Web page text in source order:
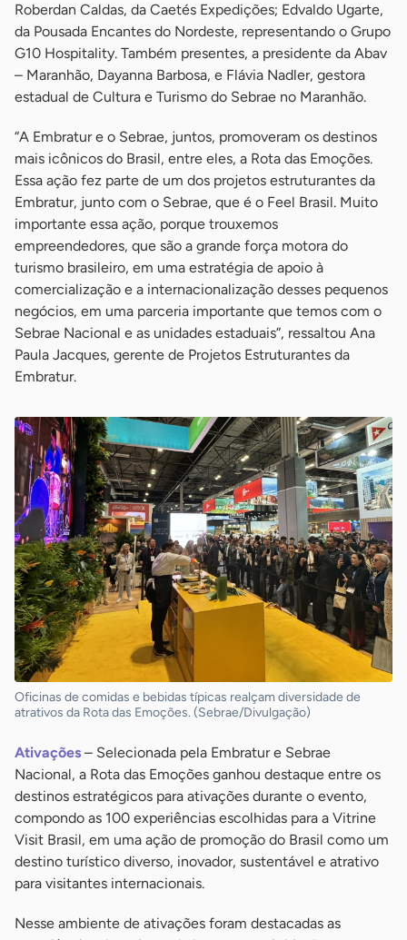
Roberdan Caldas, da Caetés Expedições; Edvaldo Ugarte,
da Pousada Encantes do Nordeste, representando o Grupo
G10 Hospitality. Também presentes, a presidente da Abav
– Maranhão, Dayanna Barbosa, e Flávia Nadler, gestora
estadual de Cultura e Turismo do Sebrae no Maranhão.
“A Embratur e o Sebrae, juntos, promoveram os destinos
mais icônicos do Brasil, entre eles, a Rota das Emoções.
Essa ação fez parte de um dos projetos estruturantes da
Embratur, junto com o Sebrae, que é o Feel Brasil. Muito
importante essa ação, porque trouxemos
empreendedores, que são a grande força motora do
turismo brasileiro, em uma estratégia de apoio à
comercialização e a internacionalização desses pequenos
negócios, em uma parceria importante que temos com o
Sebrae Nacional e as unidades estaduais”, ressaltou Ana
Paula Jacques, gerente de Projetos Estruturantes da
Embratur.
Oficinas de comidas e bebidas típicas realçam diversidade de
atrativos da Rota das Emoções. (Sebrae/Divulgação)
Ativações – Selecionada pela Embratur e Sebrae
Nacional, a Rota das Emoções ganhou destaque entre os
destinos estratégicos para ativações durante o evento,
compondo as 100 experiências escolhidas para a Vitrine
Visit Brasil, em uma ação de promoção do Brasil como um
destino turístico diverso, inovador, sustentável e atrativo
para visitantes internacionais.
Nesse ambiente de ativações foram destacadas as